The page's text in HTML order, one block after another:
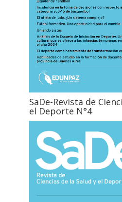
SaDe-Revista de
el Deporte N°4